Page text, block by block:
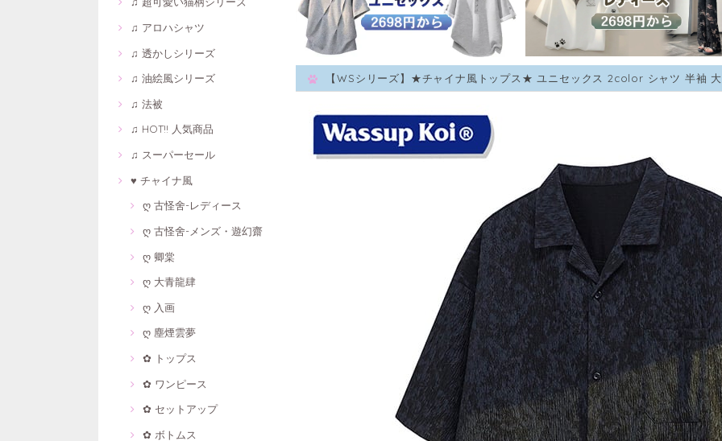
♫ アロハシャツ
♫ 透かしシリーズ
♫ 油絵風シリーズ
♫ 法被
♫ HOT!! 人気商品
♫ スーパーセール
♥ チャイナ風
ღ 古怪舍-レディース
ღ 古怪舍-メンズ・遊幻齋
ღ 卿棠
ღ 大青龍肆
ღ 入画
ღ 塵煙雲夢
✿ トップス
✿ ワンピース
✿ セットアップ
✿ ボトムス
【WSシリーズ】★チャイナ風トップス★ ユニセックス 2color シャツ 半袖